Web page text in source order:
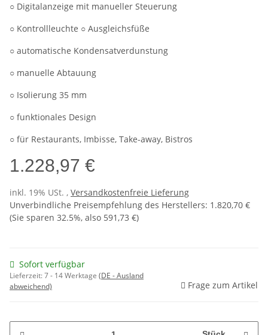
○ Digitalanzeige mit manueller Steuerung
○ Kontrollleuchte ○ Ausgleichsfüße
○ automatische Kondensatverdunstung
○ manuelle Abtauung
○ Isolierung 35 mm
○ funktionales Design
○ für Restaurants, Imbisse, Take-away, Bistros
1.228,97 €
inkl. 19% USt. , Versandkostenfreie Lieferung
Unverbindliche Preisempfehlung des Herstellers: 1.820,70 €
(Sie sparen 32.5%, also 591,73 €)
Sofort verfügbar
Lieferzeit:7 - 14 Werktage (DE - Ausland
abweichend)
Frage zum Artikel